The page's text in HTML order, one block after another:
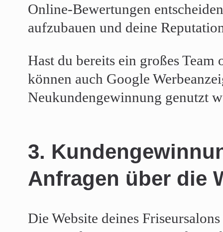
Online-Bewertungen
aufzubauen und deine
Hast du bereits ein großes Team
können auch Google
Neukundengewinnung genutzt
3.
Anfragen über die
Die Website deines